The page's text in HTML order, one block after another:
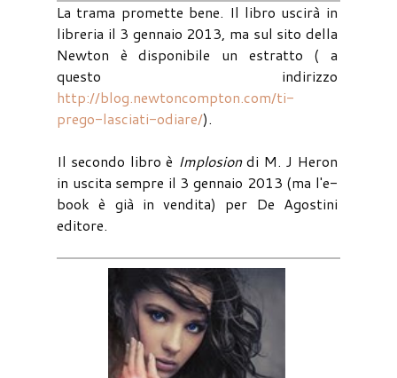
La trama promette bene. Il libro uscirà in
libreria il 3 gennaio 2013, ma sul sito della
Newton è disponibile un estratto ( a
questo indirizzo
http://blog.newtoncompton.com/ti-
prego-lasciati-odiare/).
Il secondo libro è Implosiondi M. J Heron
in uscita sempre il 3 gennaio 2013 (ma l'e-
book è già in vendita) per De Agostini
editore.